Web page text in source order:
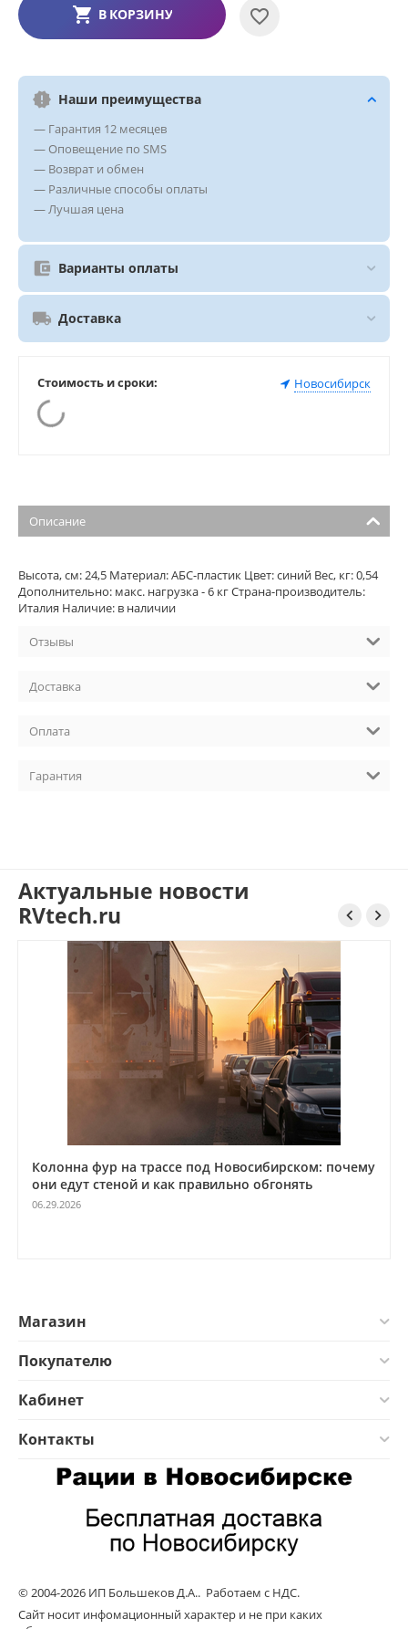
В КОРЗИНУ
Наши преимущества
— Гарантия 12 месяцев
— Оповещение по SMS
— Возврат и обмен
— Различные способы оплаты
— Лучшая цена
Варианты оплаты
Доставка
Стоимость и сроки: Новосибирск
Описание
Высота, см: 24,5 Материал: АБС-пластик Цвет: синий Вес, кг: 0,54
Дополнительно: макс. нагрузка - 6 кг Страна-производитель:
Италия Наличие: в наличии
Отзывы
Доставка
Оплата
Гарантия
Актуальные новости
RVtech.ru
 
Колонна фур на трассе под Новосибирском: почему
они едут стеной и как правильно обгонять
06.29.2026
Магазин
Покупателю
Кабинет
Контакты
© 2004-2026 ИП Большеков Д.А.. Работаем с НДС.
Сайт носит инфомационный характер и не при каких